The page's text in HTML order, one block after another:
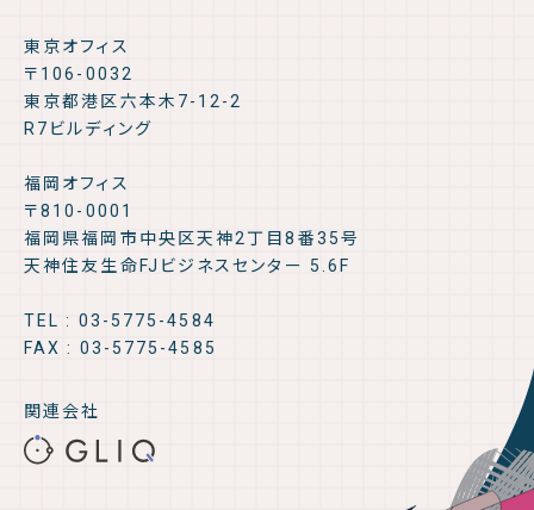
東京オフィス
〒106-0032
東京都港区六本木7-12-2
R7ビルディング
福岡オフィス
〒810-0001
福岡県福岡市中央区天神2丁目8番35号
天神住友生命FJビジネスセンター 5.6F
TEL : 03-5775-4584
FAX : 03-5775-4585
関連会社